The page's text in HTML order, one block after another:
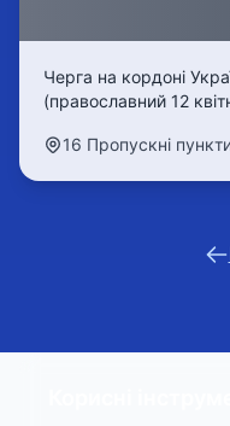
Черга на кордоні
(православний 12
Краківець, Рава-
16 Пропускні